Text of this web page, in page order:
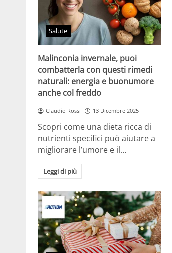
Salute
Malinconia invernale, puoi
combatterla con questi rimedi
naturali: energia e buonumore
anche col freddo
Claudio Rossi 13 Dicembre 2025
Scopri come una dieta ricca di
nutrienti specifici può aiutare a
migliorare l’umore e il…
Leggi di più